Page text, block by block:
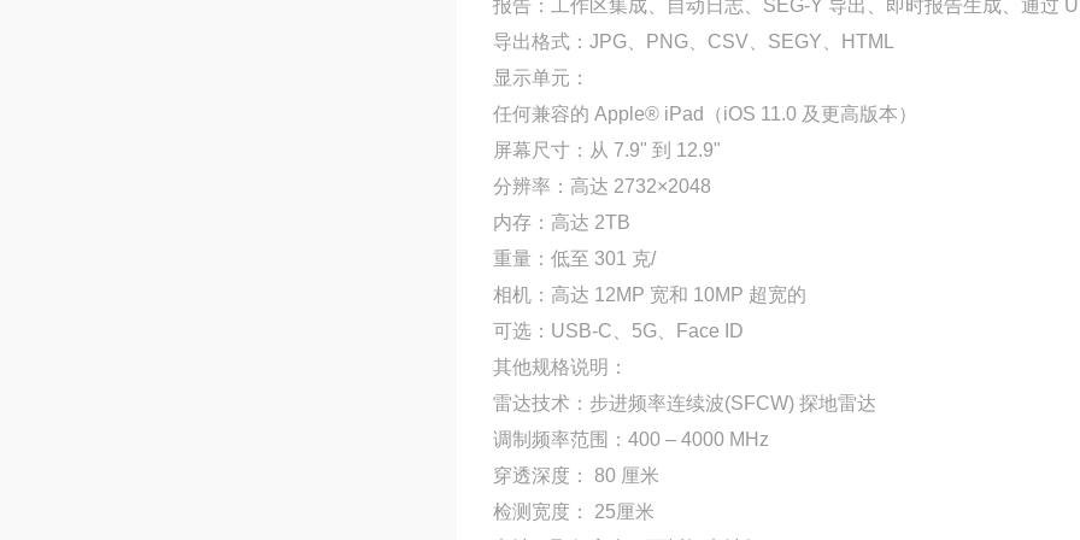
报告：工作区集成、自动日志、SEG-Y 导出、即时报告生成、通过
导出格式：JPG、PNG、CSV、SEGY、HTML
显示单元：
任何兼容的 Apple® iPad（iOS 11.0 及更高版本）
屏幕尺寸：从 7.9" 到 12.9"
分辨率：高达 2732×2048
内存：高达 2TB
重量：低至 301 克/
相机：高达 12MP 宽和 10MP 超宽的
可选：USB-C、5G、Face ID
其他规格说明：
雷达技术：步进频率连续波(SFCW) 探地雷达
调制频率范围：400 – 4000 MHz
穿透深度： 80 厘米
检测宽度： 25厘米